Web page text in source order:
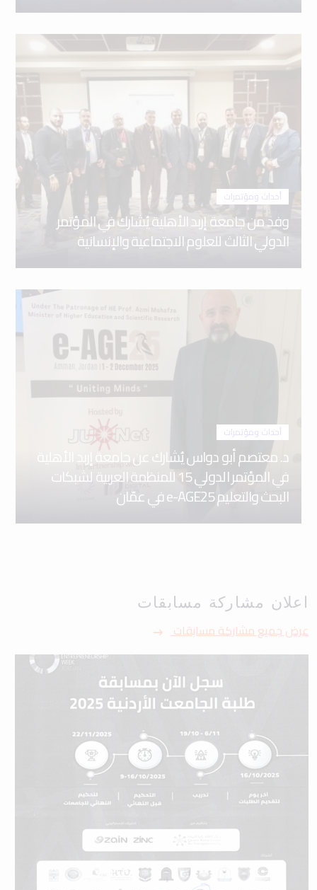
أحداث ومؤتمرات
وفد من جامعة إربد الأهلية يُشارك في المؤتمر
الدولي الثالث للعلوم الاجتماعية والإنسانية
أحداث ومؤتمرات
د. معتصم أبو دواس يُشارك عن جامعة إربد الأهلية
في المؤتمر الدولي 15 للمنظمة العربية لشبكات
البحث والتعليم e-AGE25 في عمّان
اعلان مشاركة مسابقات
عرض جميع مشاركة مسابقات